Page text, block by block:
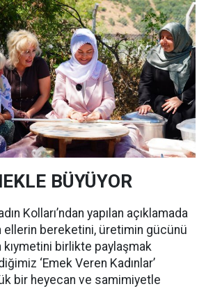
BÜYÜYOR
Kolları’ndan yapılan açıklamada
ellerin bereketini, üretimin gücünü
kıymetini birlikte paylaşmak
‘Emek Veren Kadınlar’
bir heyecan ve samimiyetle